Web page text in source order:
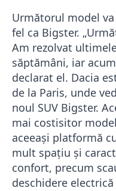
Următorul model
fel ca Bigster.
Am rezolvat
săptămâni, iar
declarat el. Dacia
de la Paris, unde
noul SUV Bigster.
mai costisitor
aceeași platformă
mult spațiu și
confort, precum
deschidere